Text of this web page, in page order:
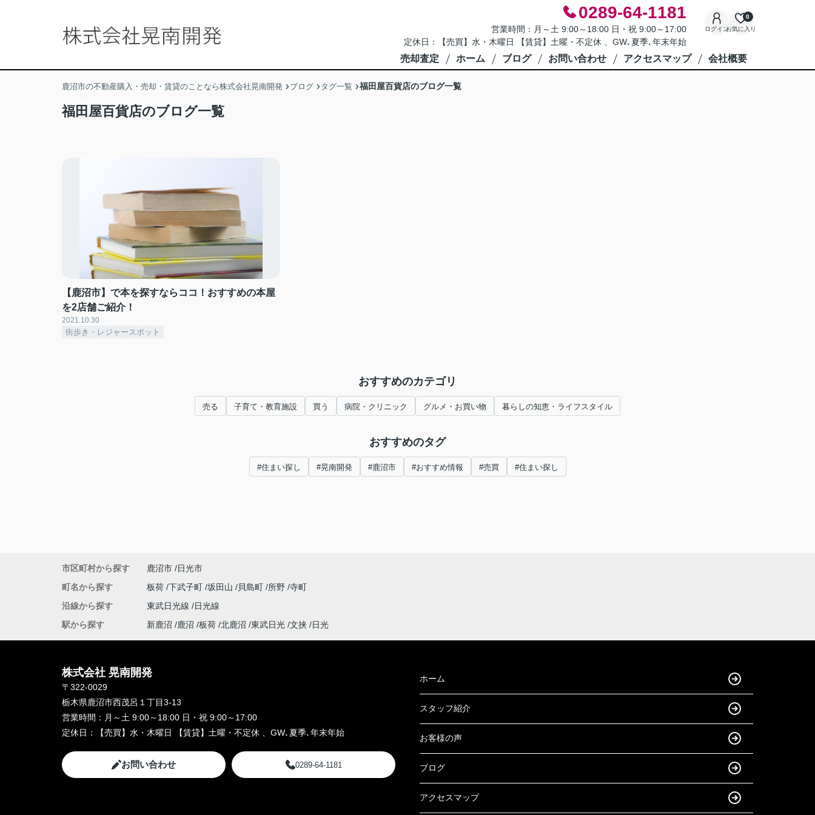
0289-64-1181
営業時間：月～土 9:00～18:00 日・祝 9:00～17:00
定休日：【売買】水・木曜日 【賃貸】土曜・不定休 、GW､夏季､年末年始
ログインお気に入り
0
売却査定 ホーム ブログ お問い合わせ アクセスマップ 会社概要
鹿沼市の不動産購入・売却・賃貸のことなら株式会社晃南開発 ブログ タグ一覧 福田屋百貨店のブログ一覧
福田屋百貨店のブログ一覧
【鹿沼市】で本を探すならココ！おすすめの本屋
を2店舗ご紹介！
2021.10.30
街歩き・レジャースポット
おすすめのカテゴリ
売る 子育て・教育施設 買う 病院・クリニック グルメ・お買い物 暮らしの知恵・ライフスタイル
おすすめのタグ
#住まい探し #晃南開発 #鹿沼市 #おすすめ情報 #売買 #住まい探し
市区町村から探す 鹿沼市
日光市
町名から探す
板荷 下武子町 坂田山 貝島町 所野 寺町
沿線から探す
東武日光線
日光線
駅から探す
新鹿沼 鹿沼 板荷 北鹿沼 東武日光 文挟 日光
株式会社 晃南開発
〒322-0029
栃木県鹿沼市西茂呂１丁目3-13
営業時間： 月～土 9:00～18:00 日・祝 9:00～17:00
定休日：
【売買】水・木曜日 【賃貸】土曜・不定休 、GW､夏季､年末年始
お問い合わせ 0289-64-1181
ホーム
スタッフ紹介
お客様の声
ブログ
アクセスマップ